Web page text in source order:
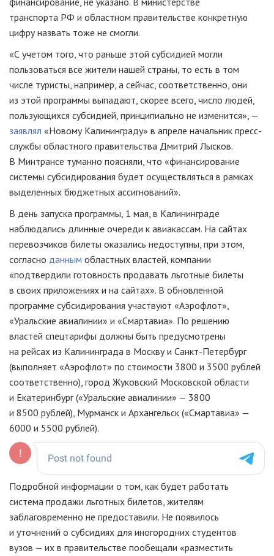
транспорта РФ и областном правительстве конкретную
цифру назвать тоже не смогли.
«С учетом того, что раньше этой субсидией могли
пользоваться все жители нашей страны, то есть в том
числе туристы, например, а сейчас, соответственно, они
из этой программы выпадают, скорее всего, число людей,
пользующихся субсидией, принципиально не изменится», —
заявлял «Новому Калининграду» в апреле начальник пресс-
службы областного правительства Дмитрий Лысков.
В Минтрансе туманно поясняли, что «финансирование
системы субсидирования будет осуществляться в рамках
выделенных бюджетных ассигнований».
В день запуска программы, 1 мая, в Калининграде
наблюдались длинные очереди к авиакассам. На сайтах
перевозчиков билеты оказались недоступны, при этом,
согласно данным областных властей, компании
«подтвердили готовность продавать льготные билеты
в своих приложениях и на сайтах». В обновленной
программе субсидирования участвуют «Аэрофлот»,
«Уральские авиалинии» и «Смартавиа». По решению
властей спецтарифы должны быть предусмотрены
на рейсах из Калининграда в Москву и Санкт-Петербург
(выполняет «Аэрофлот» по стоимости 3800 и 3500 рублей
соответственно), город Жуковский Московской области
и Екатеринбург («Уральские авиалинии» — 3800
и 8500 рублей), Мурманск и Архангельск («Смартавиа» —
6000 и 5500 рублей).
Подробной информации о том, как будет работать
система продажи льготных билетов, жителям
заблаговременно не предоставили. Не появилось
и уточнений о субсидиях для иногородних студентов
вузов — их в правительстве пообещали «разместить